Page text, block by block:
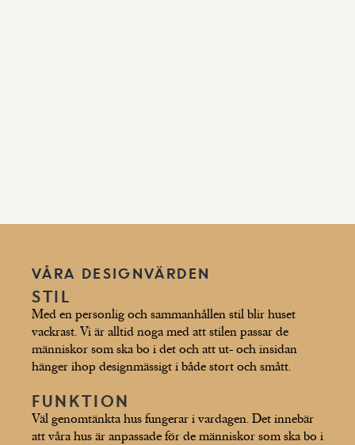
VÅRA DESIGNVÄRDEN
STIL
Med en personlig och sammanhållen stil blir huset
vackrast. Vi är alltid noga med att stilen passar de
människor som ska bo i det och att ut- och insidan
hänger ihop designmässigt i både stort och smått.
FUNKTION
Väl genomtänkta hus fungerar i vardagen. Det innebär
att våra hus är anpassade för de människor som ska bo i